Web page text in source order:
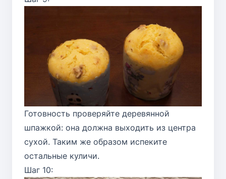
Готовность проверяйте деревянной
шпажкой: она должна выходить из центра
сухой. Таким же образом испеките
остальные куличи.
Шаг 10: